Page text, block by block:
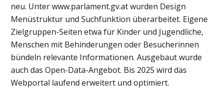
neu. Unter www.parlament.gv.at wurden Design
Menüstruktur und Suchfunktion überarbeitet. Eigene
Zielgruppen-Seiten etwa für Kinder und Jugendliche,
Menschen mit Behinderungen oder Besucherinnen
bündeln relevante Informationen. Ausgebaut wurde
auch das Open-Data-Angebot. Bis 2025 wird das
Webportal laufend erweitert und optimiert.